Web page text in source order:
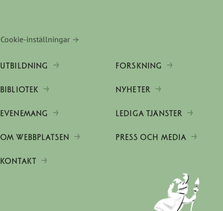
Cookie-inställningar
UTBILDNING FORSKNING
BIBLIOTEK NYHETER
EVENEMANG LEDIGA TJÄNSTER
OM WEBBPLATSEN PRESS OCH MEDIA
KONTAKT